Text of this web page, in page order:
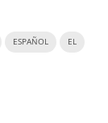
ESPAÑOL EL